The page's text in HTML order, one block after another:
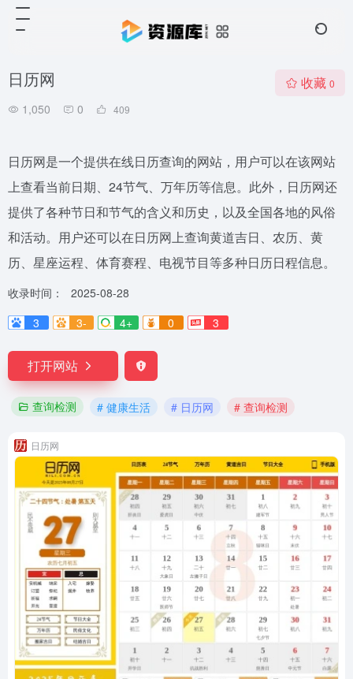
日历网
1,050 0 409
收藏 0
日历网是一个提供在线日历查询的网站，用户可以在该网站
上查看当前日期、24节气、万年历等信息。此外，日历网还
提供了各种节日和节气的含义和历史，以及全国各地的风俗
和活动。用户还可以在日历网上查询黄道吉日、农历、黄
历、星座运程、体育赛程、电视节目等多种日历日程信息。
收录时间：
2025-08-28
3
3- 4+ 0 3
打开网站
查询检测 # 健康生活 # 日历网 # 查询检测
日历网